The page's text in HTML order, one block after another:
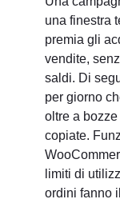
una finestra
premia gli
vendite,
saldi. Di
per giorno
oltre a
copiate.
limiti di
ordini fanno